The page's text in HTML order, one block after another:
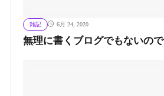
雑記 6月 24, 2020
無理に書くブログでもないので